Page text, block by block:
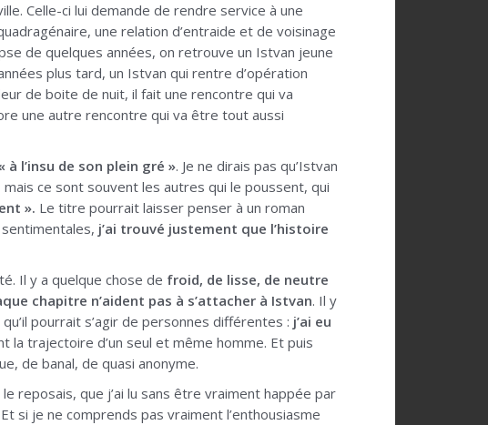
Celle-ci lui demande de rendre service à une
une relation d’entraide et de voisinage
de quelques années, on retrouve un Istvan jeune
plus tard, un Istvan qui rentre d’opération
de boite de nuit, il fait une rencontre qui va
une autre rencontre qui va être tout aussi
à l’insu de son plein gré ». Je ne dirais pas qu’Istvan
ce sont souvent les autres qui le poussent, qui
». Le titre pourrait laisser penser à un roman
j’ai trouvé justement que l’histoire
Il y a quelque chose de froid, de lisse, de neutre
chapitre n’aident pas à s’attacher à Istvan. Il y
pourrait s’agir de personnes différentes : j’ai eu
la trajectoire d’un seul et même homme. Et puis
de banal, de quasi anonyme.
reposais, que j’ai lu sans être vraiment happée par
si je ne comprends pas vraiment l’enthousiasme